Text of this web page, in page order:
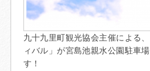
九十九里町観光協会主催による
ィバル」が宮島池親水公園駐車
す！